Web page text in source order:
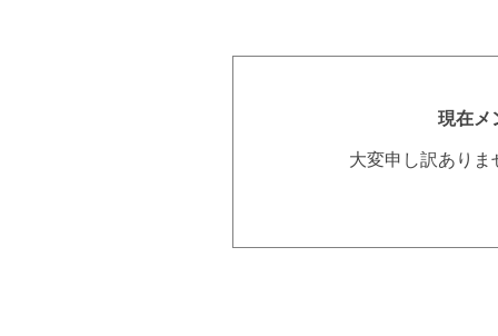
現在メ
大変申し訳あり